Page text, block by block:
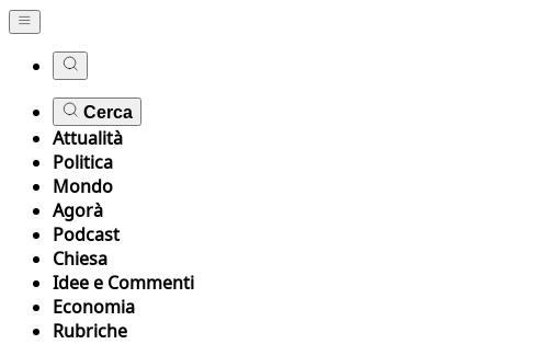
Cerca
Attualità
Politica
Mondo
Agorà
Podcast
Chiesa
Idee e Commenti
Economia
Rubriche